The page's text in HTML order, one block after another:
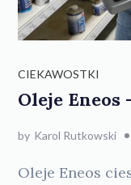
CIEKAWOSTKI
Oleje
by Karol Rutkowski
Oleje Eneos